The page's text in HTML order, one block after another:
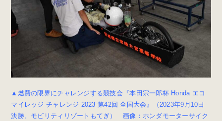
▲燃費の限界にチャレンジする競技会『本田宗一郎杯 Honda エコ
マイレッジ チャレンジ 2023 第42回 全国大会』（2023年9月10日
決勝、モビリティリゾートもてぎ） 画像：ホンダモーターサイク